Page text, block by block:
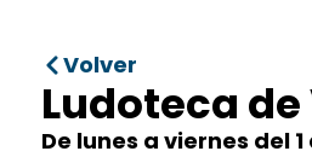
Volver
Ludoteca
De lunes a viernes del